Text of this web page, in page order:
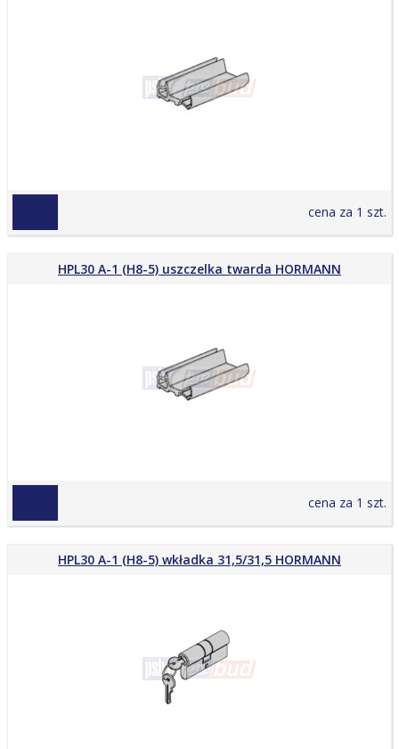
cena za 1 szt.
HPL30 A-1 (H8-5) uszczelka twarda HORMANN
cena za 1 szt.
HPL30 A-1 (H8-5) wkładka 31,5/31,5 HORMANN